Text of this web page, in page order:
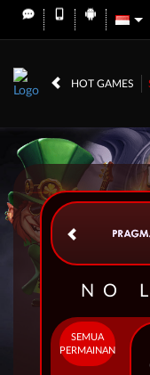
HOT GAMES
NO
SEMUA
PERMAINAN